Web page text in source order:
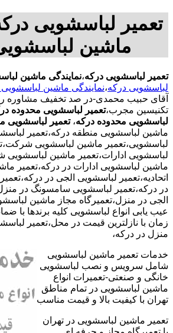
تعمیر لباسشویی
ماشین
تعمیر لباسشویی درکه،نمایندگی ماشین
لباسشویی درکه،نمایندگی ماشین
آقای حبیب محمدی-در صد تخفیف مشاوره
تکنیسین مجرب،تعمیر لباسشویی محدوده
لباسشویی محدوده درکه، تعمیر لباسشویی
ماشین لباسشویی منطقه درکه،تعمیر
لباسشویی،تعمیر ماشین لباسشویی
لباسشویی ادارات،تعمیر ماشین لباسشویی
ماشین لباسشویی ادارات در درکه،تعمیر
اتحادیه،تعمیر لباسشویی الجی در
در درکه،تعمیر لباسشویی سامسونگ در
الجی در منزل،تعمیرگاه مجاز ماشین
عیب یابی انواع لباسشویی کلیه برندها با
زمان با نازلترین قیمت در محل،تعمیر
منزل در درکه،
خدمات تعمیر ماشین لباسشویی
شامل سرویس و نصب لباسشویی
خانگی و صنعتی-تعمیرات انواع
ماشین لباسشویی در تمام مناطق
تهران با کیفیت بالا و قیمت مناسب
تعمیر ماشین لباسشویی در تهران